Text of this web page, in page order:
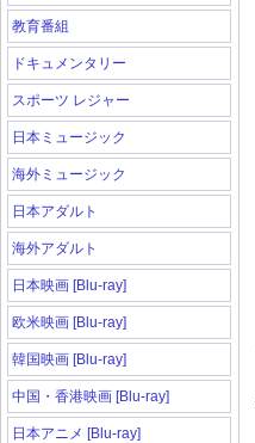
教育番組
ドキュメンタリー
スポーツ レジャー
日本ミュージック
海外ミュージック
日本アダルト
海外アダルト
日本映画 [Blu-ray]
欧米映画 [Blu-ray]
韓国映画 [Blu-ray]
中国・香港映画 [Blu-ray]
日本アニメ [Blu-ray]